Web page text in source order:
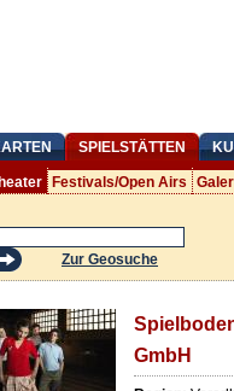
SPIELSTÄTTEN
Festivals/Open Airs
Zur Geosuche
GmbH